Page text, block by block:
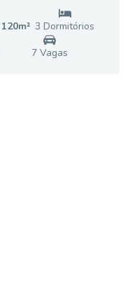
120m² 3 Dormitórios
7Vagas